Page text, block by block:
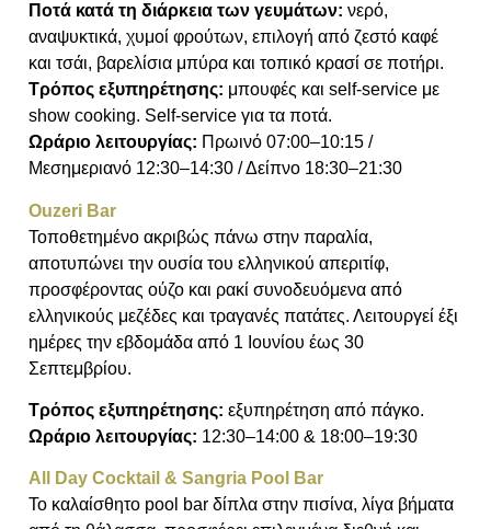
Ποτά κατά τη διάρκεια των γευμάτων: νερό,
αναψυκτικά, χυμοί φρούτων, επιλογή από ζεστό καφέ
και τσάι, βαρελίσια μπύρα και τοπικό κρασί σε ποτήρι.
Τρόπος εξυπηρέτησης: μπουφές και self-service με
show cooking. Self-service για τα ποτά.
Ωράριο λειτουργίας: Πρωινό 07:00–10:15 /
Μεσημεριανό 12:30–14:30 / Δείπνο 18:30–21:30
Ouzeri Bar
Τοποθετημένο ακριβώς πάνω στην παραλία,
αποτυπώνει την ουσία του ελληνικού απεριτίφ,
προσφέροντας ούζο και ρακί συνοδευόμενα από
ελληνικούς μεζέδες και τραγανές πατάτες. Λειτουργεί έξι
ημέρες την εβδομάδα από 1 Ιουνίου έως 30
Σεπτεμβρίου.
Τρόπος εξυπηρέτησης: εξυπηρέτηση από πάγκο.
Ωράριο λειτουργίας: 12:30–14:00 & 18:00–19:30
All Day Cocktail & Sangria Pool Bar
Το καλαίσθητο pool bar δίπλα στην πισίνα, λίγα βήματα